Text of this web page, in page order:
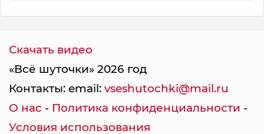
Скачать видео
«Всё шуточки» 2026 год
Контакты: email: vseshutochki@mail.ru
О нас - Политика конфиденциальности -
Условия использования